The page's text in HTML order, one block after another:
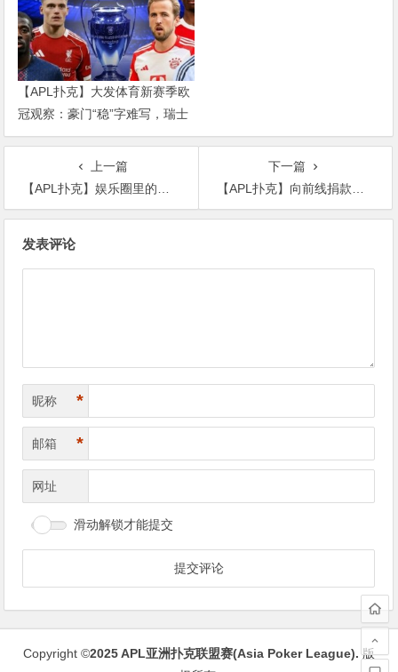
【APL扑克】大发体育新赛季欧
冠观察：豪门“稳”字难写，瑞士
轮赛制让每一场都变成生死
上一篇
【APL扑克】娱乐圈里的甜心教主，可咸可甜甜美可人上海姑娘唐嫣
下一篇
【APL扑克】向前线捐款后，赵丽颖自己又有新的喜讯
发表评论
昵称 *
邮箱 *
网址
滑动解锁才能提交
Copyright ©2025APL亚洲扑克联盟赛(Asia Poker League).版